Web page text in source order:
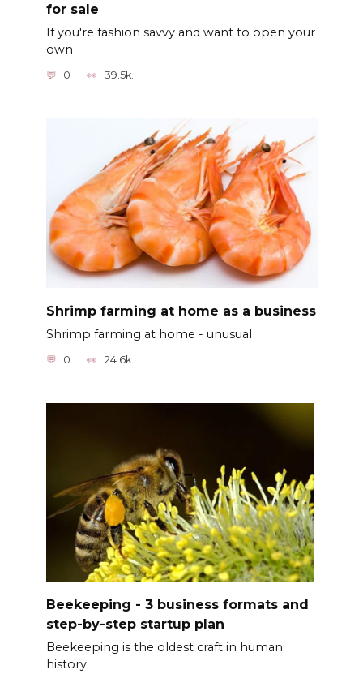
for sale
If you're fashion savvy and want to open your
own
0 39.5k.
Shrimp farming at home as a business
Shrimp farming at home - unusual
0 24.6k.
Beekeeping - 3 business formats and
step-by-step startup plan
Beekeeping is the oldest craft in human
history.